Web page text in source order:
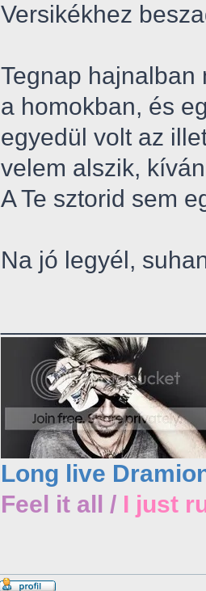
Versikékhez
Tegnap
a homokban, és
egyedül volt az
velem alszik,
A Te sztorid sem
Na jó legyél,
Long live
Feel it all / I just